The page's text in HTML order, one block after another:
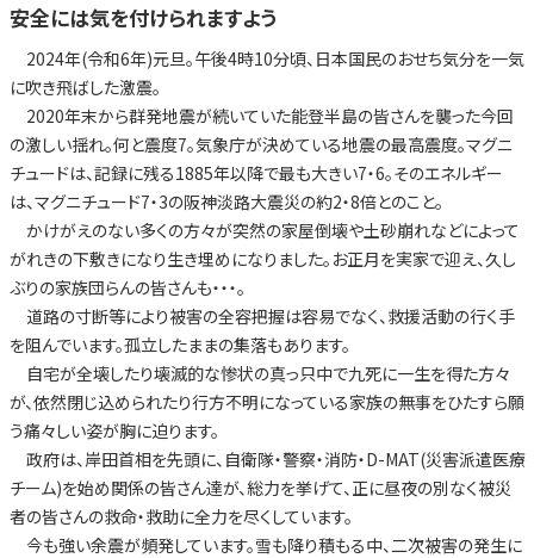
安全には気を付けられますよう
2024年(令和6年)元旦。午後4時10分頃、日本国民のおせち気分を一気
に吹き飛ばした激震。
2020年末から群発地震が続いていた能登半島の皆さんを襲った今回
の激しい揺れ。何と震度7。気象庁が決めている地震の最高震度。マグニ
チュードは、記録に残る1885年以降で最も大きい7・6。そのエネルギー
は、マグニチュード7・3の阪神淡路大震災の約2・8倍とのこと。
かけがえのない多くの方々が突然の家屋倒壊や土砂崩れなどによって
がれきの下敷きになり生き埋めになりました。お正月を実家で迎え、久し
ぶりの家族団らんの皆さんも・・・。
道路の寸断等により被害の全容把握は容易でなく、救援活動の行く手
を阻んでいます。孤立したままの集落もあります。
自宅が全壊したり壊滅的な惨状の真っ只中で九死に一生を得た方々
が、依然閉じ込められたり行方不明になっている家族の無事をひたすら願
う痛々しい姿が胸に迫ります。
政府は、岸田首相を先頭に、自衛隊・警察・消防・D-MAT(災害派遣医療
チーム)を始め関係の皆さん達が、総力を挙げて、正に昼夜の別なく被災
者の皆さんの救命・救助に全力を尽くしています。
今も強い余震が頻発しています。雪も降り積もる中、二次被害の発生に